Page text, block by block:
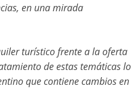
en una mirada
turístico frente a la oferta
de estas temáticas lo
que contiene cambios en